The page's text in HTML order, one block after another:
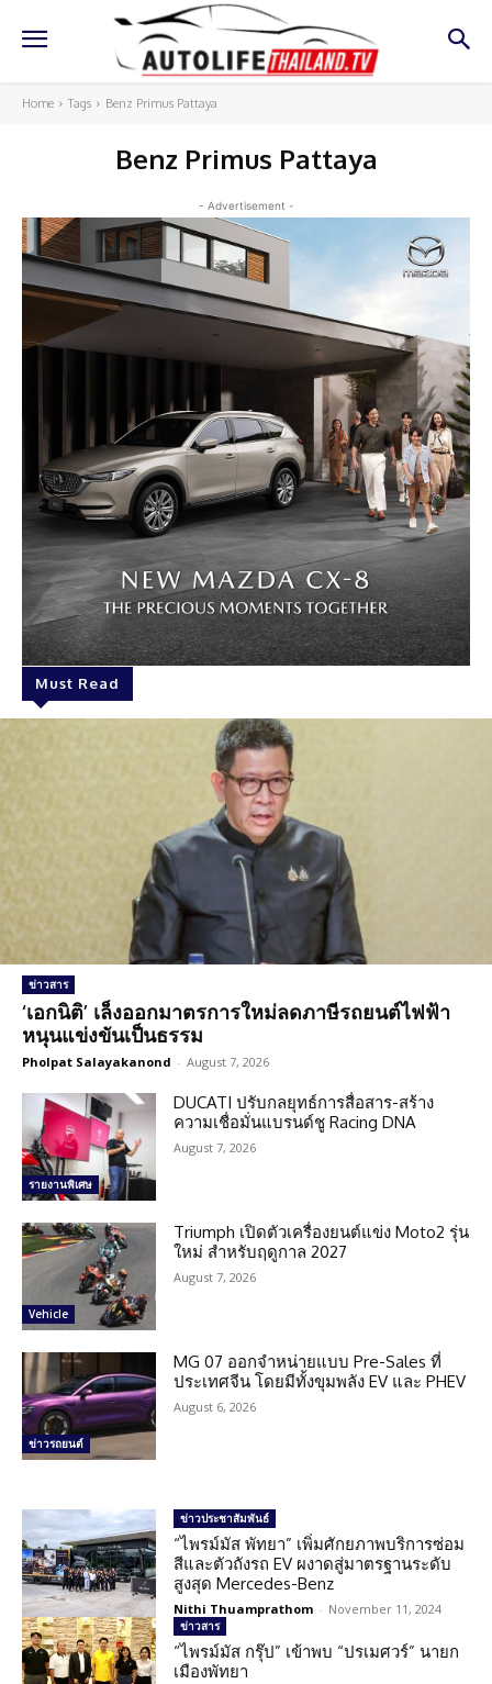
Home Tags Benz Primus Pattaya
Benz Primus Pattaya
- Advertisement -
Must Read
ข่าวสาร
‘เอกนิติ’ เล็งออกมาตรการใหม่ลดภาษีรถยนต์ไฟฟ้า
หนุนแข่งขันเป็นธรรม
Pholpat Salayakanond - August 7, 2026
รายงานพิเศษ
DUCATI ปรับกลยุทธ์การสื่อสาร-สร้าง
ความเชื่อมั่นแบรนด์ชู Racing DNA
August 7, 2026
Vehicle
Triumph เปิดตัวเครื่องยนต์แข่ง Moto2 รุ่น
ใหม่ สำหรับฤดูกาล 2027
August 7, 2026
ข่าวรถยนต์
MG 07 ออกจำหน่ายแบบ Pre-Sales ที่
ประเทศจีน โดยมีทั้งขุมพลัง EV และ PHEV
August 6, 2026
ข่าวประชาสัมพันธ์
“ไพรม์มัส พัทยา” เพิ่มศักยภาพบริการซ่อม
สีและตัวถังรถ EV ผงาดสู่มาตรฐานระดับ
สูงสุด Mercedes-Benz
Nithi Thuamprathom - November 11, 2024
ข่าวสาร
“ไพรม์มัส กรุ๊ป” เข้าพบ “ปรเมศวร์” นายก
เมืองพัทยา